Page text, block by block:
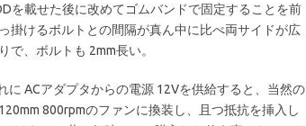
を載せた後に改めてゴムバンドで固定することを前
掛けるボルトとの間隔が真ん中に比べ両サイドが広
で、ボルトも 2mm長い。
ACアダプタからの電源 12Vを供給すると、当然の
800rpmのファンに換装し、且つ抵抗を挿入し